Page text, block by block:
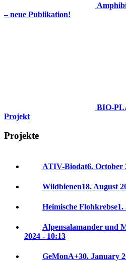
– neue Publikation!
BIO-
Projekt
Projekte
ATIV-Biodat6. October
Wildbienen18. August
Heimische Flohkrebse1.
Alpensalamander und
2024 - 10:13
GeMonA+30. January